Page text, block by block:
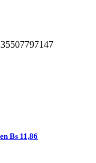
Bs 11,86